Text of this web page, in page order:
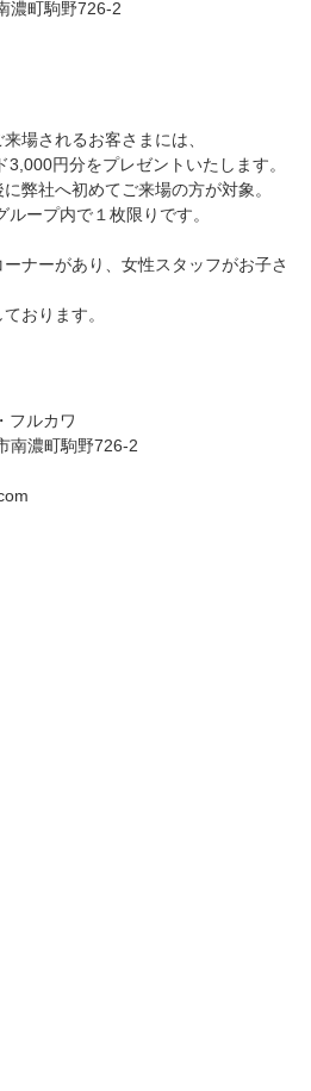
濃町駒野726-2
場されるお客さまには、
円分をプレゼントいたします。
弊社へ初めてご来場の方が対象。
ープ内で１枚限りです。
ナーがあり、女性スタッフがお子さ
おります。
フルカワ
濃町駒野726-2